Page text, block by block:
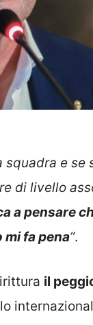
e se
di livello
a pensare
mi fa pena”.
il